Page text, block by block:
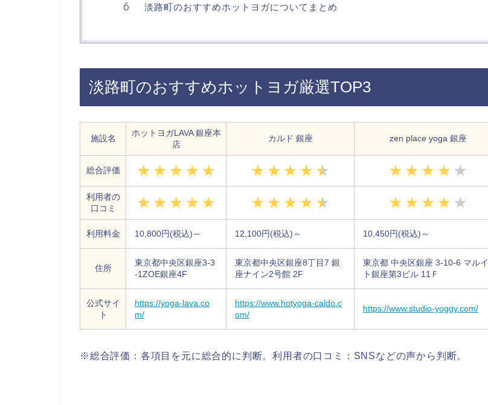
淡路町のおすすめホットヨガについてまとめ
淡路町のおすすめホットヨガ厳選TOP3
施設名
ホットヨガLAVA 銀座本
店
カルド 銀座 zen place yoga 銀座
総合評価
利用者の
口コミ
利用料金 10,800円(税込)～ 12,100円(税込)～ 10,450円(税込)～
住所
東京都中央区銀座3-3
-1ZOE銀座4F
東京都中央区銀座8丁目7 銀
座ナイン2号館 2F
東京都 中央区銀座 3-10-6 マルイ
ト銀座第3ビル 11Ｆ
公式サイ
ト
https://yoga-lava.co
m/
https://www.hotyoga-caldo.c
om/
https://www.studio-yoggy.com/
※総合評価：各項目を元に総合的に判断。利用者の口コミ：SNSなどの声から判断。